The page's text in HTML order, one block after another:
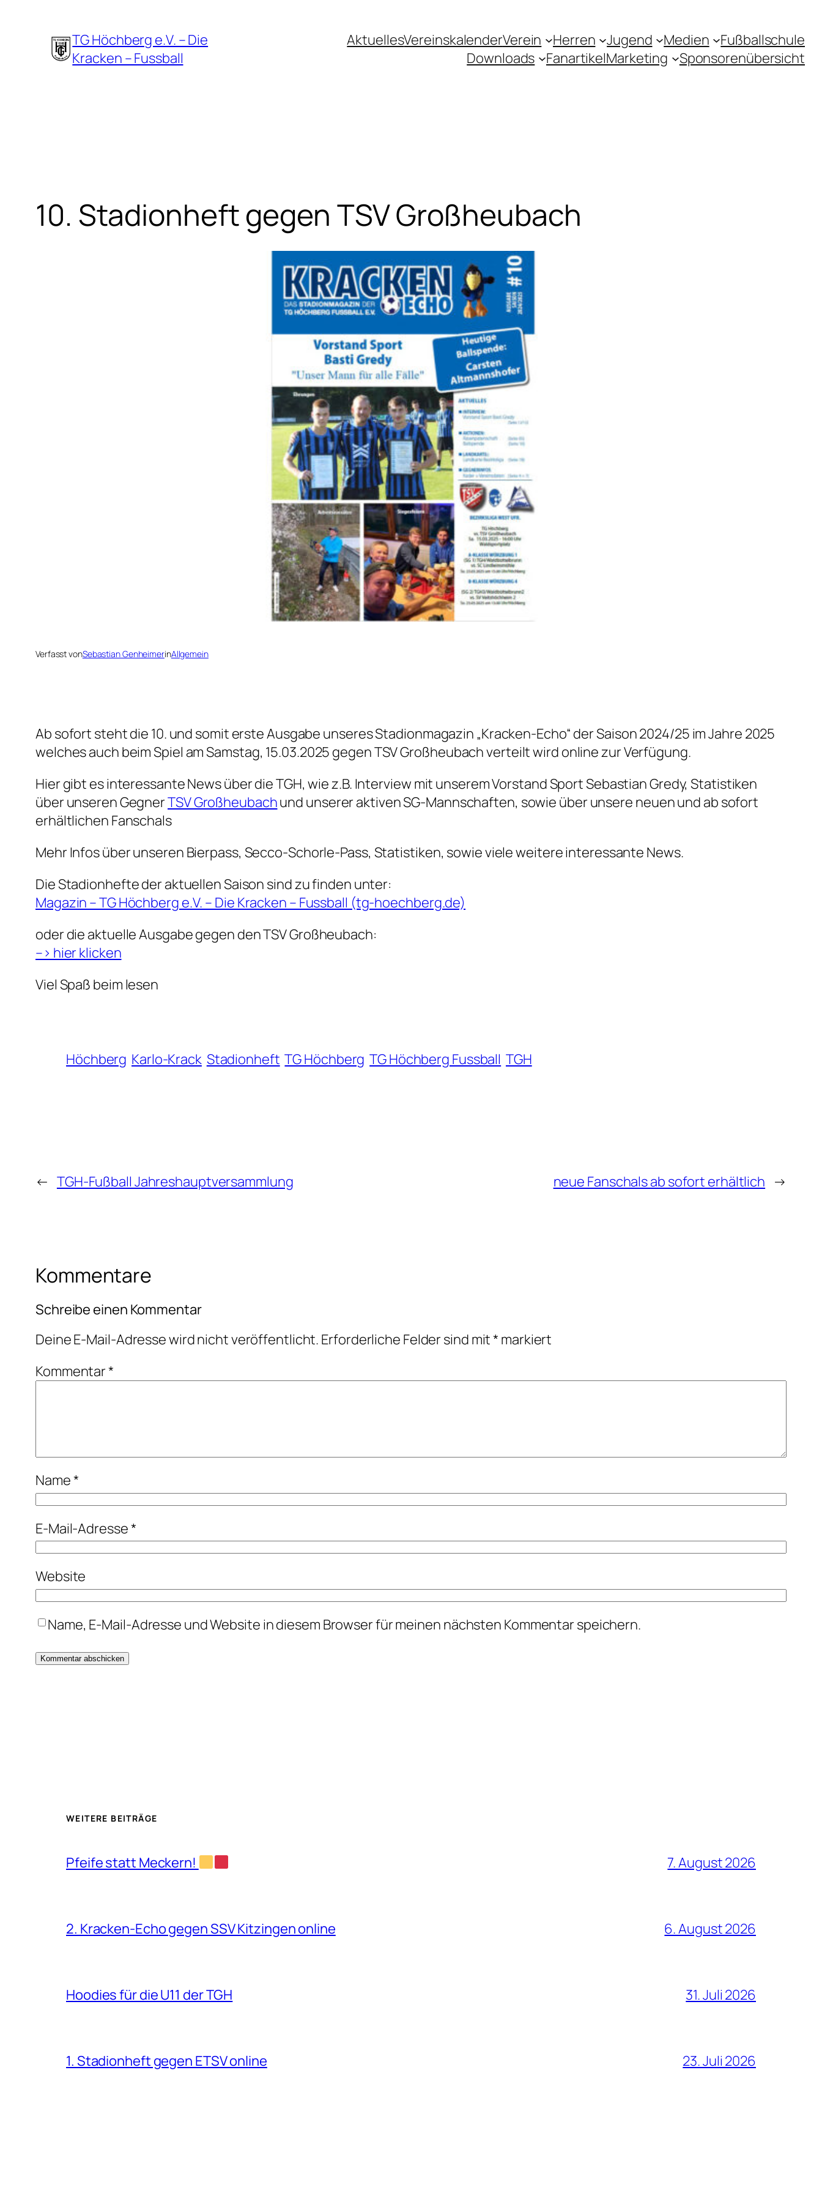
springen
TG Höchberg e.V. – Die
Kracken – Fussball
AktuellesVereinskalenderVerein Herren Jugend Medien
Fußballschule
Downloads
FanartikelMarketing Sponsorenübersicht
10. Stadionheft gegen TSV Großheubach
Verfasst vonSebastian GenheimerinAllgemein
Ab sofort steht die 10. und somit erste Ausgabe unseres Stadionmagazin „Kracken-Echo“ der Saison 2024/25 im Jahre 2025
welches auch beim Spiel am Samstag, 15.03.2025 gegen TSV Großheubach verteilt wird online zur Verfügung.
Hier gibt es interessante News über die TGH, wie z.B. Interview mit unserem Vorstand Sport Sebastian Gredy, Statistiken
über unseren GegnerTSV Großheubachund unserer aktiven SG-Mannschaften, sowie über unsere neuen und ab sofort
erhältlichen Fanschals
Mehr Infos über unseren Bierpass, Secco-Schorle-Pass, Statistiken, sowie viele weitere interessante News.
Die Stadionhefte der aktuellen Saison sind zu finden unter:
Magazin – TG Höchberg e.V. – Die Kracken – Fussball (tg-hoechberg.de)
oder die aktuelle Ausgabe gegen den TSV Großheubach:
–> hier klicken
Viel Spaß beim lesen
Höchberg Karlo-Krack Stadionheft TG Höchberg TG Höchberg Fussball TGH
← TGH-Fußball Jahreshauptversammlung neue Fanschals ab sofort erhältlich →
Kommentare
Schreibe einen Kommentar
Deine E-Mail-Adresse wird nicht veröffentlicht. Erforderliche Felder sind mit* markiert
Kommentar*
Name*
E-Mail-Adresse*
Website
Name, E-Mail-Adresse und Website in diesem Browser für meinen nächsten Kommentar speichern.
WEITERE BEITRÄGE
Pfeife statt Meckern! 7. August 2026
2. Kracken-Echo gegen SSV Kitzingen online 6. August 2026
Hoodies für die U11 der TGH 31. Juli 2026
1. Stadionheft gegen ETSV online 23. Juli 2026